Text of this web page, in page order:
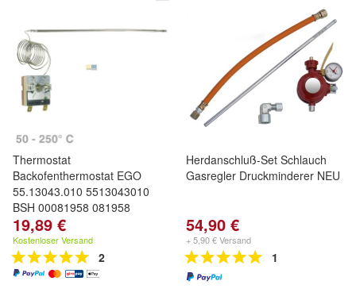
Thermostat
Backofenthermostat EGO
55.13043.010 5513043010
BSH 00081958 081958
19,89 €
Kostenloser Versand
2
Herdanschluß-Set Schlauch
Gasregler Druckminderer NEU
54,90 €
+ 5,90 € Versand
1